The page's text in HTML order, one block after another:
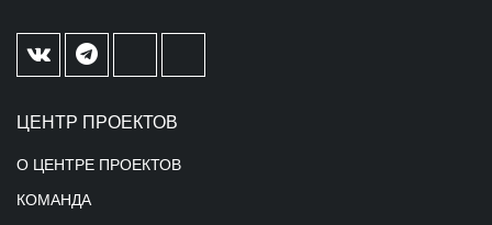
ЦЕНТР ПРОЕКТОВ
О ЦЕНТРЕ ПРОЕКТОВ
КОМАНДА